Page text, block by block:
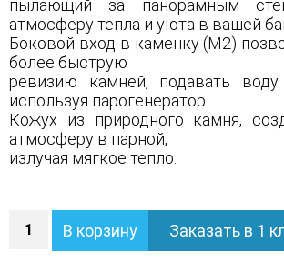
пылающий за панорамным
атмосферу тепла и уюта в вашей
Боковой вход в каменку (М2)
более быструю
ревизию камней, подавать
используя парогенератор.
Кожух из природного камня,
атмосферу в парной,
излучая мягкое тепло.
Печь
В корзину Заказать в 1